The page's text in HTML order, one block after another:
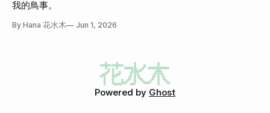
我的鳥事。
By Hana 花水木 Jun 1, 2026
Powered by Ghost